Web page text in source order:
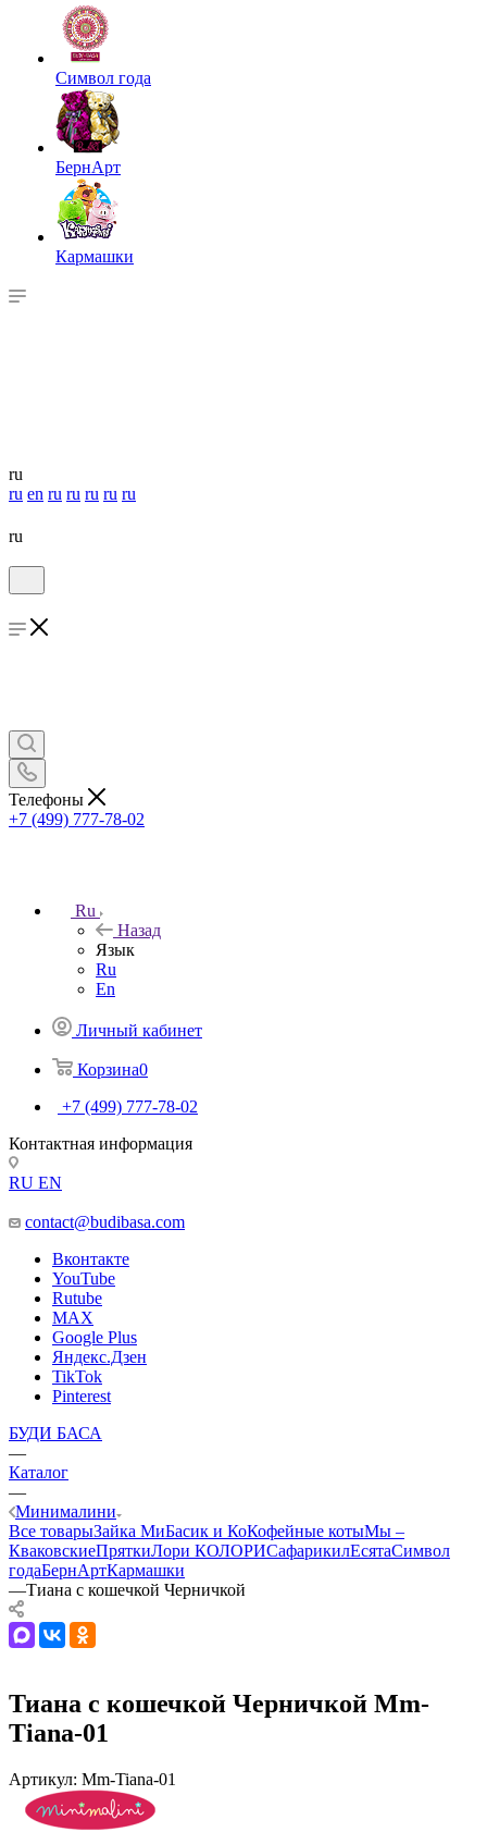
Символ года
БернАрт
Кармашки
ru
ru en ru ru ru ru ru
ru
Телефоны
+7 (499) 777-78-02
Ru
Назад
Язык
Ru
En
Личный кабинет
Корзина0
+7 (499) 777-78-02
Контактная информация
RU EN
contact@budibasa.com
Вконтакте
YouTube
Rutube
MAX
Google Plus
Яндекс.Дзен
TikTok
Pinterest
БУДИ БАСА
—
Каталог
—
Минималини
Все товарыЗайка МиБасик и КоКофейные котыМы –
КваковскиеПряткиЛори КОЛОРИСафарикилЕсятаСимвол
годаБернАртКармашки
—Тиана с кошечкой Черничкой
Тиана с кошечкой Черничкой Mm-
Tiana-01
Артикул: Mm-Tiana-01